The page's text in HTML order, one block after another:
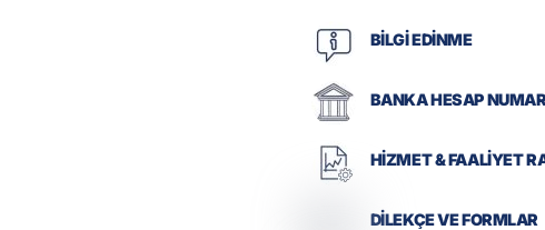
BİLGİ EDİNME
BANKA HESAP
HİZMET & FAALİYET
DİLEKÇE VE FORMLAR